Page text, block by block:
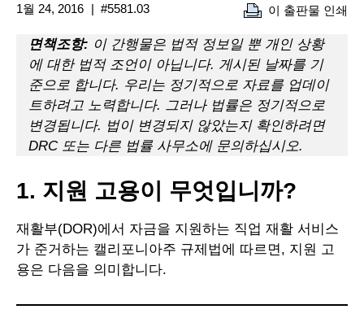
1월 24, 2016 #5581.03 이 출판물 인쇄
면책조항: 이 간행물은 법적 정보일 뿐 개인 상황
에 대한 법적 조언이 아닙니다. 게시된 날짜를 기
준으로 합니다. 우리는 정기적으로 자료를 업데이
트하려고 노력합니다. 그러나 법률은 정기적으로
변경됩니다. 법이 변경되지 않았는지 확인하려면
DRC 또는 다른 법률 사무소에 문의하십시오.
1. 지원 고용이 무엇입니까?
재활부(DOR)에서 자금을 지원하는 직업 재활 서비스
가 준거하는 캘리포니아주 규제법에 따르면, 지원 고
용은 다음을 의미합니다.